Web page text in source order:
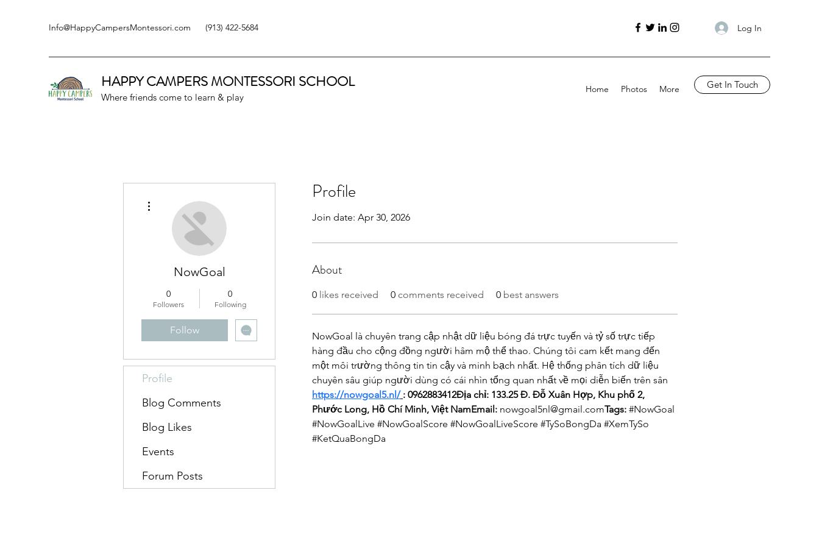
Info@HappyCampersMontessori.com (913) 422-5684 Log In
HAPPY CAMPERSMONTESSORI SCHOOL
Where friends come to learn & play
Home Photos More Get In Touch
Profile
Join date: Apr 30, 2026
About
0 likes received 0 comments received 0 best answers
NowGoal là chuyên trang cập nhật dữ liệu bóng đá trực tuyến và tỷ số trực tiếp
hàng đầu cho cộng đồng người hâm mộ thể thao. Chúng tôi cam kết mang đến
một môi trường thông tin tin cậy và minh bạch nhất. Hệ thống phân tích dữ liệu
chuyên sâu giúp người dùng có cái nhìn tổng quan nhất về mọi diễn biến trên sân
https://nowgoal5.nl/ : 0962883412Địa chỉ: 133.25 Đ. Đỗ Xuân Hợp, Khu phố 2,
Phước Long, Hồ Chí Minh, Việt NamEmail: nowgoal5nl@gmail.comTags: #NowGoal
#NowGoalLive #NowGoalScore #NowGoalLiveScore #TySoBongDa #XemTySo
#KetQuaBongDa
NowGoal
0
Followers
0
Following
Follow
Profile
Blog Comments
Blog Likes
Events
Forum Posts